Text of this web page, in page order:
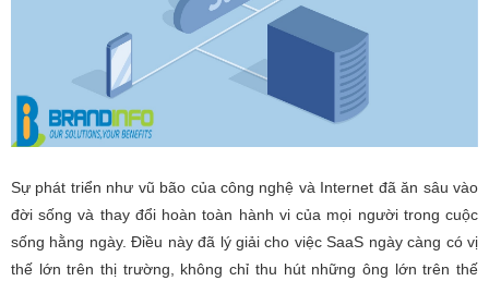
Sự phát triển như vũ bão của công nghệ và Internet đã ăn sâu vào
đời sống và thay đổi hoàn toàn hành vi của mọi người trong cuộc
sống hằng ngày. Điều này đã lý giải cho việc SaaS ngày càng có vị
thế lớn trên thị trường, không chỉ thu hút những ông lớn trên thế